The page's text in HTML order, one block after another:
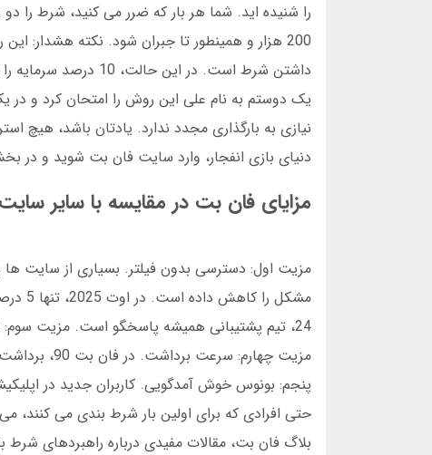
دنیای بازی انفجار، وارد سایت فان بت شوید و در
مزایای فان بت در مقایسه با سایر
مزیت اول: دسترسی بدون فیلتر. بسیاری از سایت ها
24، تیم پشتیبانی همیشه پاسخگو است. مزیت سوم:
حتی افرادی که برای اولین بار شرط بندی می
بلاگ فان بت، مقالات مفیدی درباره راهبردهای شرط